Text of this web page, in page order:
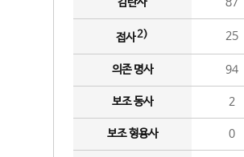
접사2) 25
의존 명사 94
보조 동사 2
보조 형용사 0